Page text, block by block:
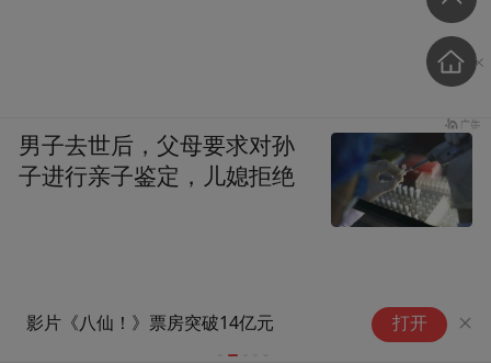
影片《八仙！》票房突破14亿元 打开
男子去世后，父母要求对孙
子进行亲子鉴定，儿媳拒绝